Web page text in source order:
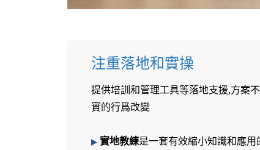
注重落地和實操
提供培訓和管理工具等落地支援,方案
實的行爲改變
實地教練是一套有效縮小知識和應